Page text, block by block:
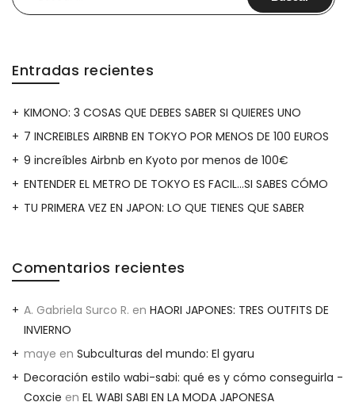
Entradas recientes
KIMONO: 3 COSAS QUE DEBES SABER SI QUIERES UNO
7 INCREIBLES AIRBNB EN TOKYO POR MENOS DE 100 EUROS
9 increíbles Airbnb en Kyoto por menos de 100€
ENTENDER EL METRO DE TOKYO ES FACIL…SI SABES CÓMO
TU PRIMERA VEZ EN JAPON: LO QUE TIENES QUE SABER
Comentarios recientes
A. Gabriela Surco R. en HAORI JAPONES: TRES OUTFITS DE
INVIERNO
maye en Subculturas del mundo: El gyaru
Decoración estilo wabi-sabi: qué es y cómo conseguirla -
Coxcie en EL WABI SABI EN LA MODA JAPONESA